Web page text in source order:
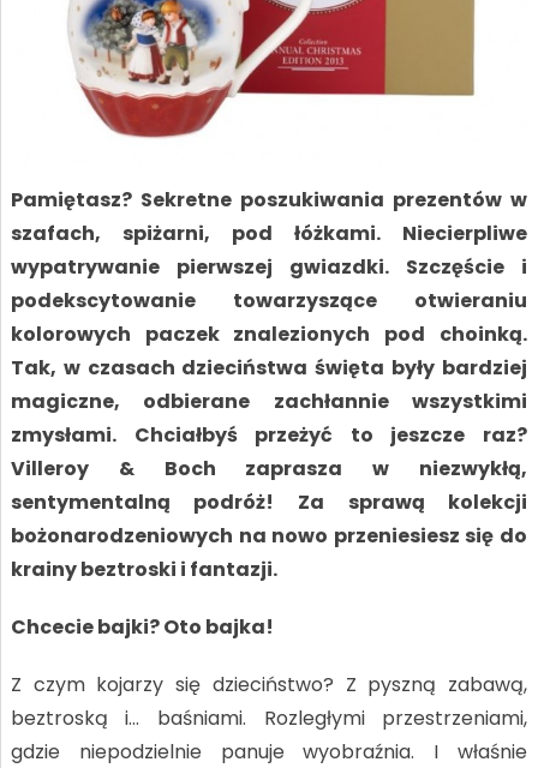
Pamiętasz? Sekretne poszukiwania prezentów w
szafach, spiżarni, pod łóżkami. Niecierpliwe
wypatrywanie pierwszej gwiazdki. Szczęście i
podekscytowanie towarzyszące otwieraniu
kolorowych paczek znalezionych pod choinką.
Tak, w czasach dzieciństwa święta były bardziej
magiczne, odbierane zachłannie wszystkimi
zmysłami. Chciałbyś przeżyć to jeszcze raz?
Villeroy & Boch zaprasza w niezwykłą,
sentymentalną podróż! Za sprawą kolekcji
bożonarodzeniowych na nowo przeniesiesz się do
krainy beztroski i fantazji.
Chcecie bajki? Oto bajka!
Z czym kojarzy się dzieciństwo? Z pyszną zabawą,
beztroską i… baśniami. Rozległymi przestrzeniami,
gdzie niepodzielnie panuje wyobraźnia. I właśnie